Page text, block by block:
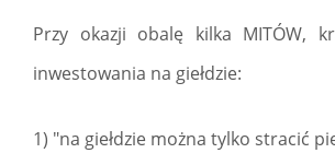
Przy okazji obalę kilka MITÓW,
inwestowania na giełdzie:
1) "na giełdzie można tylko stracić